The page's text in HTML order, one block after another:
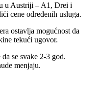
u Austriji – A1, Drei i
cene određenih usluga.
ostavlja mogućnost da
tekući ugovor.
se svake 2-3 god.
menjaju.